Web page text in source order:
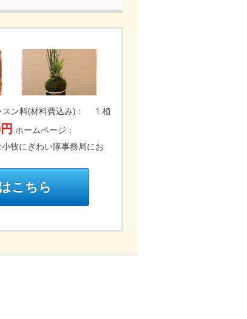
ン料(材料費込み)：
1.植
ホームページ：
牧にぎわい隊事務局にお
こちら